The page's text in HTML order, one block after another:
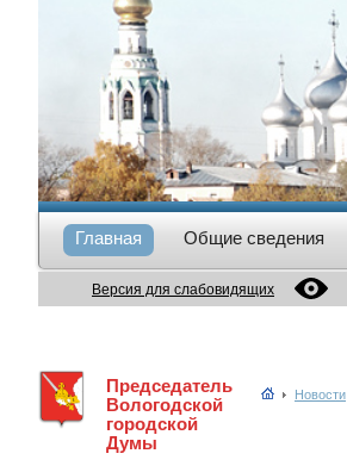
Главная Общие сведения
Версия для слабовидящих
Председатель
Вологодской
городской
Думы
Новости